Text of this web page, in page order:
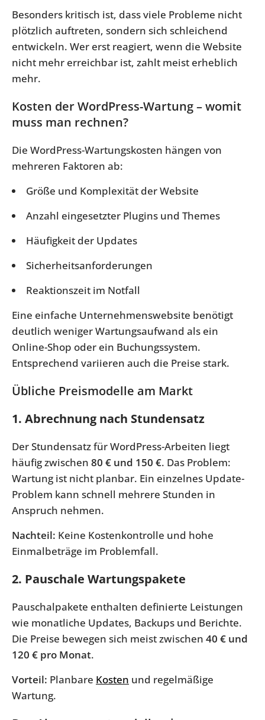
Besonders kritisch ist, dass viele Probleme nicht
plötzlich auftreten, sondern sich schleichend
entwickeln. Wer erst reagiert, wenn die Website
nicht mehr erreichbar ist, zahlt meist erheblich
mehr.
Kosten der WordPress-Wartung – womit
muss man rechnen?
Die WordPress-Wartungskosten hängen von
mehreren Faktoren ab:
Größe und Komplexität der Website
Anzahl eingesetzter Plugins und Themes
Häufigkeit der Updates
Sicherheitsanforderungen
Reaktionszeit im Notfall
Eine einfache Unternehmenswebsite benötigt
deutlich weniger Wartungsaufwand als ein
Online-Shop oder ein Buchungssystem.
Entsprechend variieren auch die Preise stark.
Übliche Preismodelle am Markt
1. Abrechnung nach Stundensatz
Der Stundensatz für WordPress-Arbeiten liegt
häufig zwischen 80 € und 150 €. Das Problem:
Wartung ist nicht planbar. Ein einzelnes Update-
Problem kann schnell mehrere Stunden in
Anspruch nehmen.
Nachteil: Keine Kostenkontrolle und hohe
Einmalbeträge im Problemfall.
2. Pauschale Wartungspakete
Pauschalpakete enthalten definierte Leistungen
wie monatliche Updates, Backups und Berichte.
Die Preise bewegen sich meist zwischen 40 € und
120 € pro Monat.
Vorteil: Planbare Kosten und regelmäßige
Wartung.